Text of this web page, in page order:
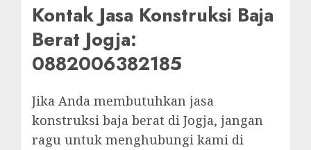
Kontak Jasa Konstruksi Baja
Berat Jogja:
0882006382185
Jika Anda membutuhkan jasa
konstruksi baja berat di Jogja, jangan
ragu untuk menghubungi kami di